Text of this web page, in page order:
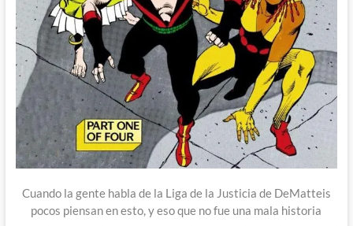
Cuando la gente habla de la Liga de la Justicia de DeMatteis
pocos piensan en esto, y eso que no fue una mala historia